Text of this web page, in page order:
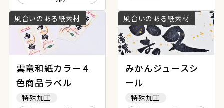
風合いのある紙素材
雲竜和紙カラー４
色商品ラベル
特殊加工
風合いのある紙素材
みかんジュースシ
ール
特殊加工